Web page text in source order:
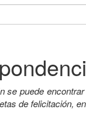
se puede
de felicitación,